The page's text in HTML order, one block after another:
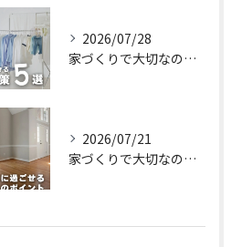
2026/07/28
家づくりで大切なのは、住んでからの快適さ🌿
2026/07/21
家づくりで大切なのは、住んでからの快適さ🌿